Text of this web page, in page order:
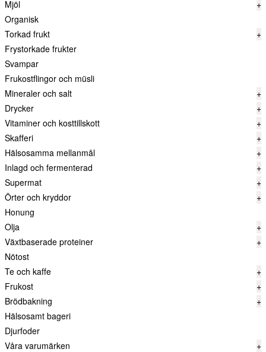
Mjöl
+
Organisk
Torkad frukt
+
Frystorkade frukter
Svampar
Frukostflingor och müsli
Mineraler och salt
+
Drycker
+
Vitaminer och kosttillskott
+
Skafferi
+
Hälsosamma mellanmål
+
Inlagd och fermenterad
+
Supermat
+
Örter och kryddor
+
Honung
Olja
+
Växtbaserade proteiner
+
Nötost
Te och kaffe
+
Frukost
+
Brödbakning
+
Hälsosamt bageri
Djurfoder
Våra varumärken
+